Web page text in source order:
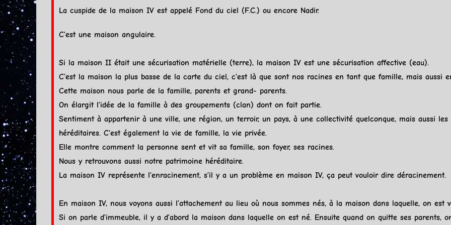
La cuspide de la maison IV est appelé Fond du ciel (F.C.) ou encore Nadir.
C’est une maison angulaire.
Si la maison II était une sécurisation matérielle (terre), la maison IV est une sécurisation affective (eau).
C’est la maison la plus basse de la carte du ciel, c’est là que sont nos racines en tant que famille, mais aussi
Cette maison nous parle de la famille, parents et grand- parents.
On élargit l’idée de la famille à des groupements (clan) dont on fait partie.
Sentiment à appartenir à une ville, une région, un terroir, un pays, à une collectivité quelconque, mais aussi
héréditaires. C’est également la vie de famille, la vie privée.
Elle montre comment la personne sent et vit sa famille, son foyer, ses racines.
Nous y retrouvons aussi notre patrimoine héréditaire.
La maison IV représente l’enracinement, s’il y a un problème en maison IV, ça peut vouloir dire déracinement.
En maison IV, nous voyons aussi l’attachement au lieu où nous sommes nés, à la maison dans laquelle, on est
Si on parle d’immeuble, il y a d’abord la maison dans laquelle on est né. Ensuite quand on quitte ses parents,